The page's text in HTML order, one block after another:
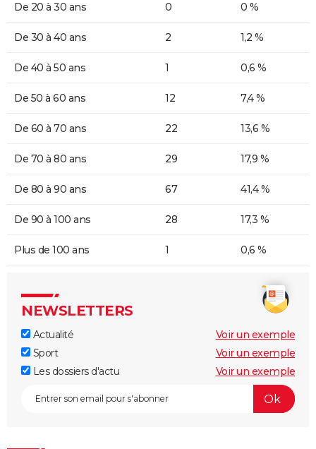
De 20 à 30 ans 0 0 %
De 30 à 40 ans 2 1,2 %
De 40 à 50 ans 1 0,6 %
De 50 à 60 ans 12 7,4 %
De 60 à 70 ans 22 13,6 %
De 70 à 80 ans 29 17,9 %
De 80 à 90 ans 67 41,4 %
De 90 à 100 ans 28 17,3 %
Plus de 100 ans 1 0,6 %
NEWSLETTERS
Actualité
Voir un exemple
Sport
Voir un exemple
Les dossiers d'actu
Voir un exemple